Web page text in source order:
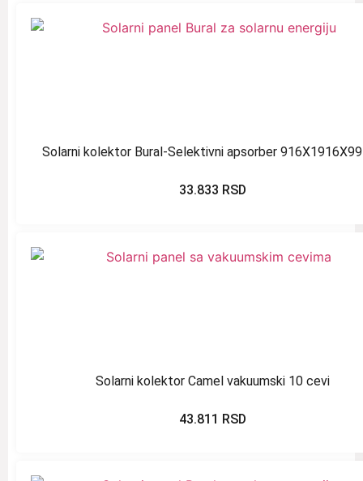
Solarni kolektor Bural-Selektivni apsorber
33.833 RSD
Solarni kolektor Camel vakuumski 10 cevi
43.811 RSD